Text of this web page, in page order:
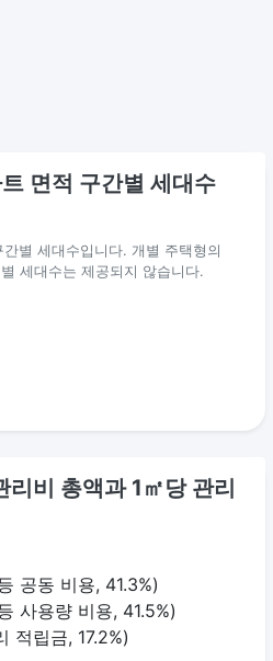
면적 구간별 세대수
별 세대수입니다. 개별 주택형의
세대수는 제공되지 않습니다.
비 총액과 1㎡당 관리
공동 비용, 41.3%)
사용량 비용, 41.5%)
적립금, 17.2%)